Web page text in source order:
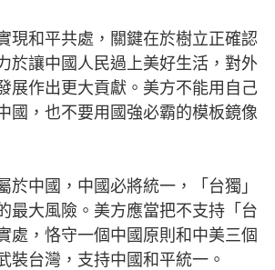
現和平共處，關鍵在於樹立正確認
於讓中國人民過上美好生活，對外
展作出更大貢獻。美方不能用自己
國，也不要用國強必霸的模板鏡像
於中國，中國必將統一，「台獨」
最大風險。美方應當把不支持「台
處，恪守一個中國原則和中美三個
裝台灣，支持中國和平統一。